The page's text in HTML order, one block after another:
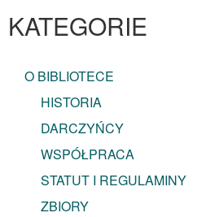
KATEGORIE
O BIBLIOTECE
HISTORIA
DARCZYŃCY
WSPÓŁPRACA
STATUT I REGULAMINY
ZBIORY